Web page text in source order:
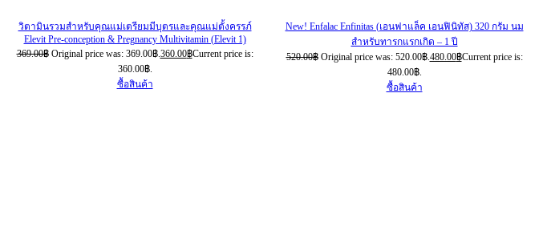
วิตามินรวมสำหรับคุณแม่เตรียมมีบุตรและคุณแม่ตั้งครรภ์
Elevit Pre-conception & Pregnancy Multivitamin (Elevit 1)
369.00฿ Original price was: 369.00฿.360.00฿Current price is:
360.00฿.
ซื้อสินค้า
New! Enfalac Enfinitas (เอนฟาแล็ค เอนฟินิทัส) 320 กรัม นม
สำหรับทารกแรกเกิด – 1 ปี
520.00฿ Original price was: 520.00฿.480.00฿Current price is:
480.00฿.
ซื้อสินค้า